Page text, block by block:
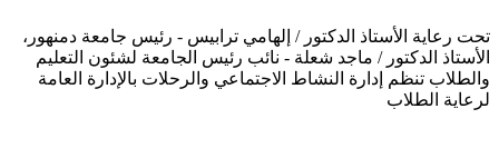
تحت رعاية الأستاذ الدكتور / إلهامي ترابيس - رئيس جامعة دمنهور،
الأستاذ الدكتور / ماجد شعلة - نائب رئيس الجامعة لشئون التعليم
والطلاب تنظم إدارة النشاط الاجتماعي والرحلات بالإدارة العامة
لرعاية الطلاب